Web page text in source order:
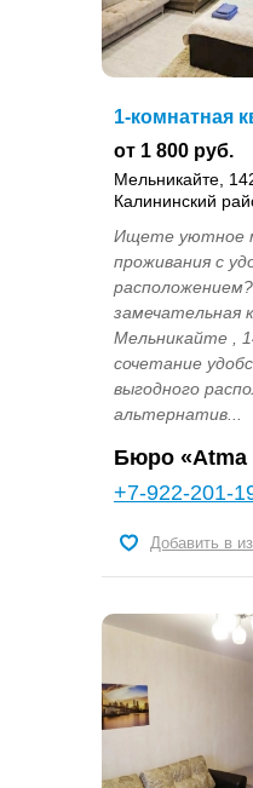
1-комнатная
от 1 800 руб.
Мельникайте,
Калининский
Ищете уютное
проживания с
замечательная
Мельникайте ,
сочетание
выгодного
альтернатив...
Бюро «Atma
+7-922-201-
Добавить в